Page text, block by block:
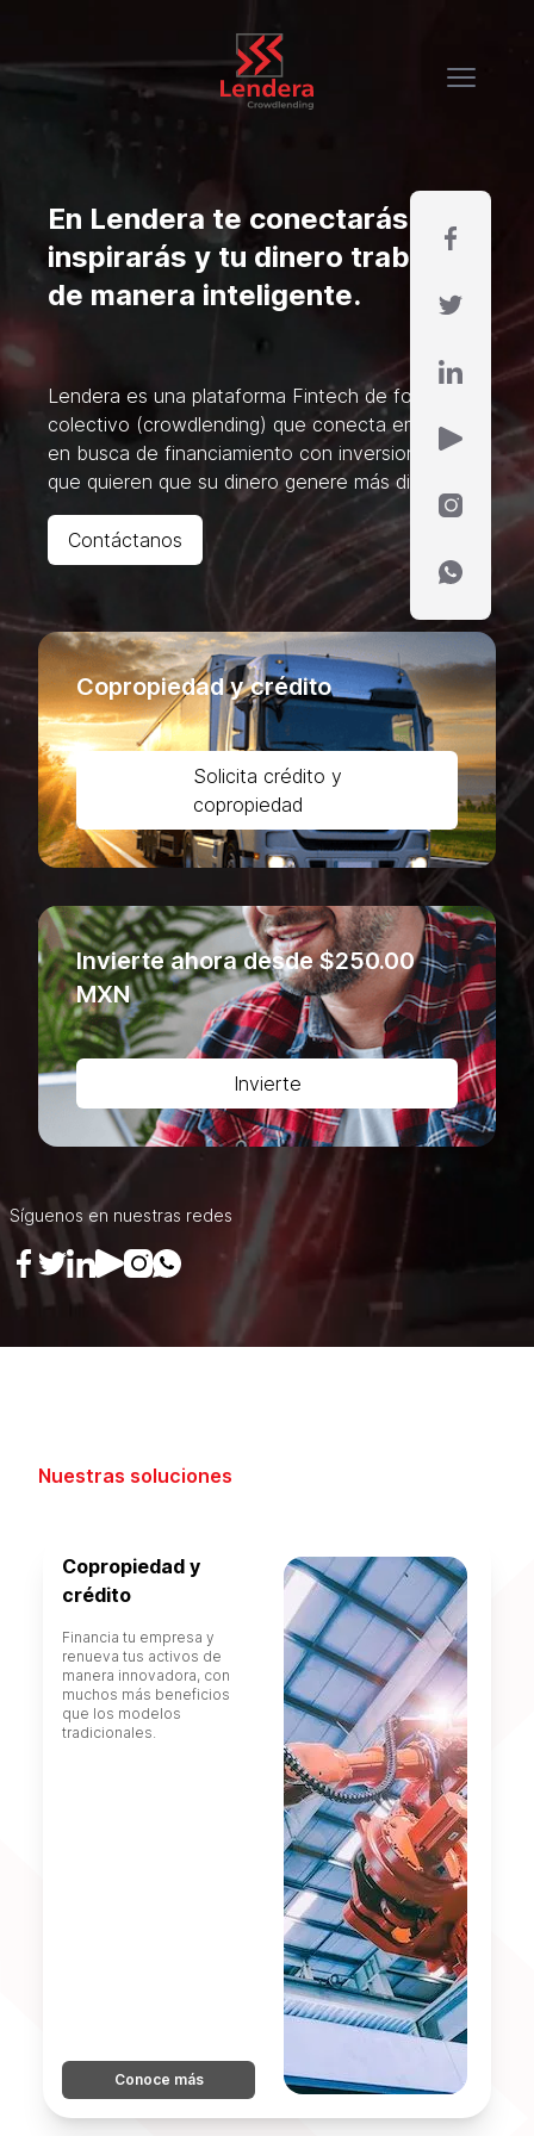
En Lendera te conectarás, te
inspirarás y tu dinero trabajará
de manera inteligente.
Lendera es una plataforma Fintech de fondeo
colectivo (crowdlending) que conecta empresas
en busca de financiamiento con inversionistas
que quieren que su dinero genere más dinero.
Contáctanos
Copropiedad y crédito
Solicita crédito y
copropiedad
Invierte ahora desde $250.00
MXN
Invierte
Síguenos en nuestras redes
Nuestras soluciones
Copropiedad y
crédito
Financia tu empresa y
renueva tus activos de
manera innovadora, con
muchos más beneficios
que los modelos
tradicionales.
Conoce más